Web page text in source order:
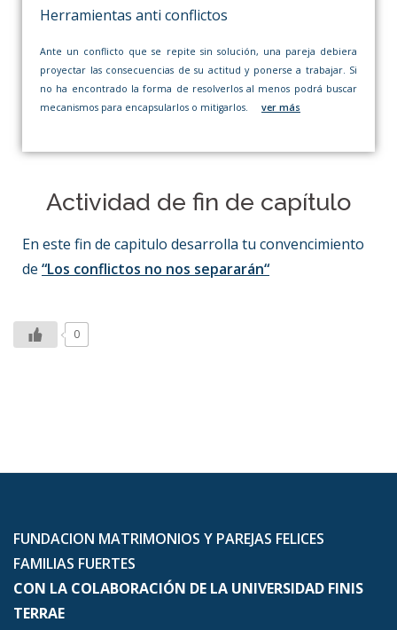
Herramientas anti conflictos
Ante un conflicto que se repite sin solución, una pareja debiera
proyectar las consecuencias de su actitud y ponerse a trabajar. Si
no ha encontrado la forma de resolverlos al menos podrá buscar
mecanismos para encapsularlos o mitigarlos. ver más
Actividad de fin de capítulo
En este fin de capitulo desarrolla tu convencimiento
de “Los conflictos no nos separarán“
0
FUNDACION MATRIMONIOS Y PAREJAS FELICES
FAMILIAS FUERTES
CON LA COLABORACIÓN DE LA UNIVERSIDAD FINIS
TERRAE